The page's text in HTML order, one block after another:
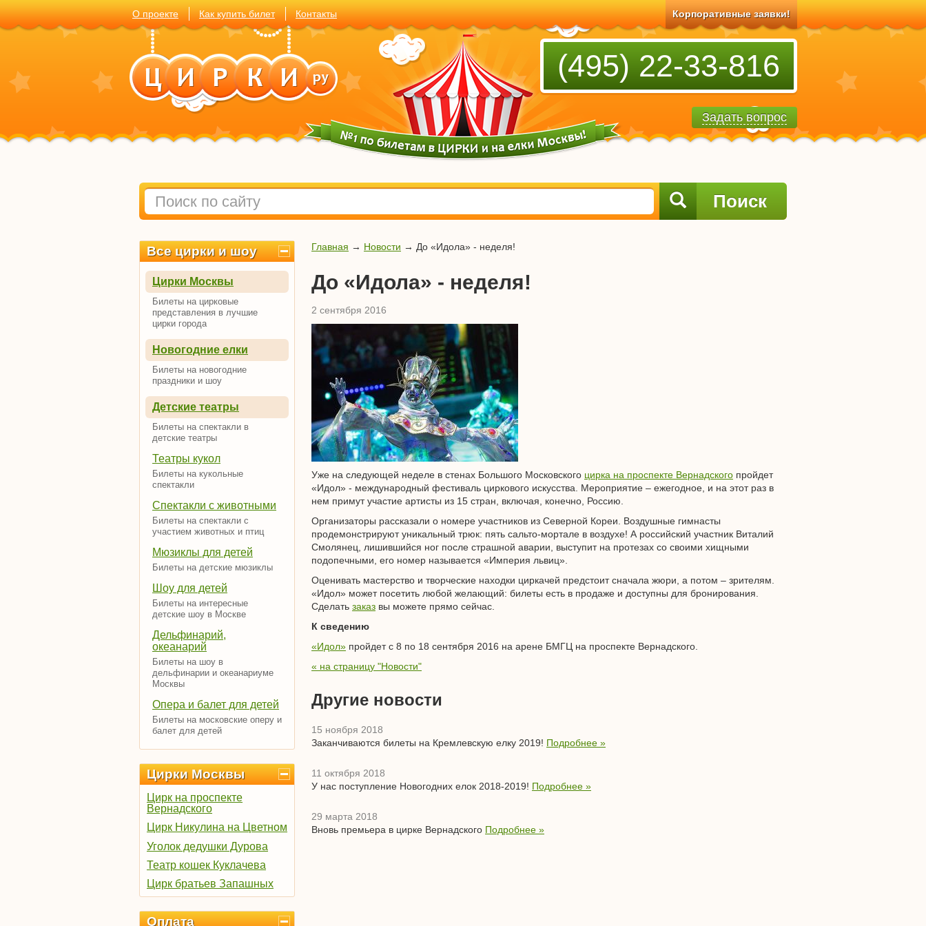
О проекте Как купить билет Контакты Корпоративные заявки!
(495) 22-33-816
Задать вопрос
Поиск
Все цирки и шоу
Цирки Москвы
Билеты на цирковые
представления в лучшие
цирки города
Новогодние елки
Билеты на новогодние
праздники и шоу
Детские театры
Билеты на спектакли в
детские театры
Театры кукол
Билеты на кукольные
спектакли
Спектакли с животными
Билеты на спектакли с
участием животных и птиц
Мюзиклы для детей
Билеты на детские мюзиклы
Шоу для детей
Билеты на интересные
детские шоу в Москве
Дельфинарий,
океанарий
Билеты на шоу в
дельфинарии и океанариуме
Москвы
Опера и балет для детей
Билеты на московские оперу и
балет для детей
Цирки Москвы
Цирк на проспекте
Вернадского
Цирк Никулина на Цветном
Уголок дедушки Дурова
Театр кошек Куклачева
Цирк братьев Запашных
Оплата
Главная → Новости → До «Идола» - неделя!
До «Идола» - неделя!
2 сентября 2016
Уже на следующей неделе в стенах Большого Московского цирка на проспекте Вернадского пройдет
«Идол» - международный фестиваль циркового искусства. Мероприятие – ежегодное, и на этот раз в
нем примут участие артисты из 15 стран, включая, конечно, Россию.
Организаторы рассказали о номере участников из Северной Кореи. Воздушные гимнасты
продемонстрируют уникальный трюк: пять сальто-мортале в воздухе! А российский участник Виталий
Смолянец, лишившийся ног после страшной аварии, выступит на протезах со своими хищными
подопечными, его номер называется «Империя львиц».
Оценивать мастерство и творческие находки циркачей предстоит сначала жюри, а потом – зрителям.
«Идол» может посетить любой желающий: билеты есть в продаже и доступны для бронирования.
Сделать заказ вы можете прямо сейчас.
К сведению
«Идол» пройдет с 8 по 18 сентября 2016 на арене БМГЦ на проспекте Вернадского.
« на страницу "Новости"
Другие новости
15 ноября 2018
Заканчиваются билеты на Кремлевскую елку 2019! Подробнее »
11 октября 2018
У нас поступление Новогодних елок 2018-2019! Подробнее »
29 марта 2018
Вновь премьера в цирке Вернадского Подробнее »